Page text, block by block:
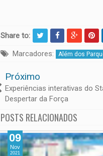
Share to:
Marcadores:
Além dos
Próximo
Experiências interativas do
Despertar da Força
POSTS RELACIONADOS
09
Nov
2021